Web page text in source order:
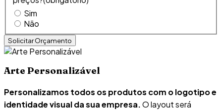
Sim
Não
Arte Personalizável
Personalizamos todos os produtos com o logotipo e
identidade visual da sua empresa.O layout será